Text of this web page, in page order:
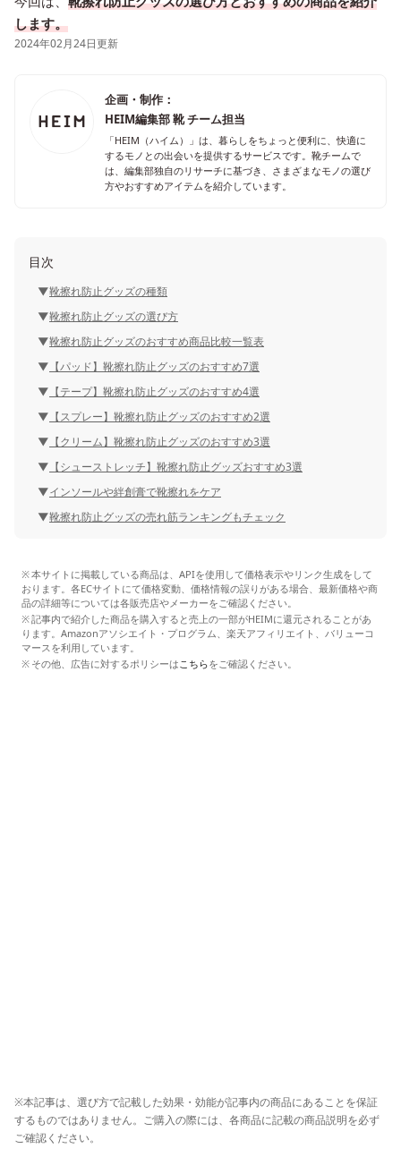
します。
2024年02月24日更新
企画・制作：
HEIM編集部 靴 チーム担当
「HEIM（ハイム）」は、暮らしをちょっと便利に、快適に
するモノとの出会いを提供するサービスです。靴チームで
は、編集部独自のリサーチに基づき、さまざまなモノの選び
方やおすすめアイテムを紹介しています。
目次
靴擦れ防止グッズの種類
靴擦れ防止グッズの選び方
靴擦れ防止グッズのおすすめ商品比較一覧表
【パッド】靴擦れ防止グッズのおすすめ7選
【テープ】靴擦れ防止グッズのおすすめ4選
【スプレー】靴擦れ防止グッズのおすすめ2選
【クリーム】靴擦れ防止グッズのおすすめ3選
【シューストレッチ】靴擦れ防止グッズおすすめ3選
インソールや絆創膏で靴擦れをケア
靴擦れ防止グッズの売れ筋ランキングもチェック
本サイトに掲載している商品は、APIを使用して価格表示やリンク生成をして
おります。各ECサイトにて価格変動、価格情報の誤りがある場合、最新価格や商
品の詳細等については各販売店やメーカーをご確認ください。
記事内で紹介した商品を購入すると売上の一部がHEIMに還元されることがあ
ります。Amazonアソシエイト・プログラム、楽天アフィリエイト、バリューコ
マースを利用しています。
その他、広告に対するポリシーはこちらをご確認ください。
※本記事は、選び方で記載した効果・効能が記事内の商品にあることを保証
するものではありません。ご購入の際には、各商品に記載の商品説明を必ず
ご確認ください。